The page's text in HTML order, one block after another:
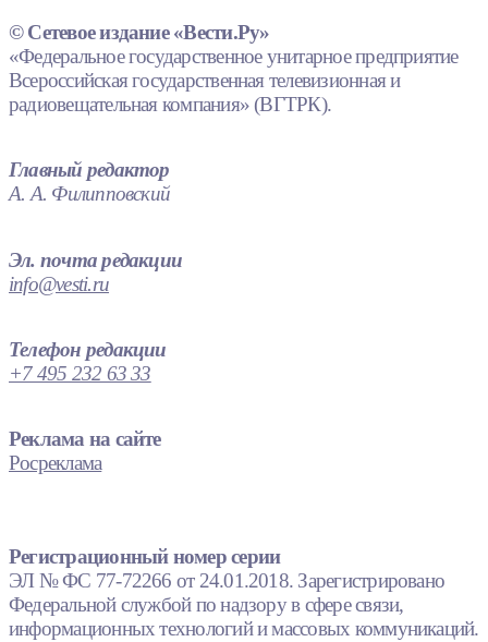
© Сетевое издание «Вести.Ру»
«Федеральное государственное унитарное предприятие
Всероссийская государственная телевизионная и
радиовещательная компания» (ВГТРК).
Главный редактор
А. А. Филипповский
Эл. почта редакции
info@vesti.ru
Телефон редакции
+7 495 232 63 33
Реклама на сайте
Росреклама
Регистрационный номер серии
ЭЛ № ФС 77-72266 от 24.01.2018. Зарегистрировано
Федеральной службой по надзору в сфере связи,
информационных технологий и массовых коммуникаций.